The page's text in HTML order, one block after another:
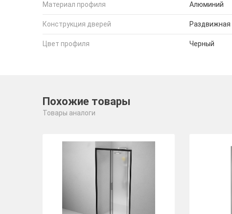
Материал профиля Алюминий
Конструкция дверей Раздвижная
Цвет профиля Черный
Похожие товары
Товары аналоги